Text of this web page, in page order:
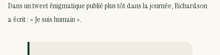
Dans un tweet énigmatique publié plus tôt dans la journée, Richardson
a écrit : « Je suis humain ».